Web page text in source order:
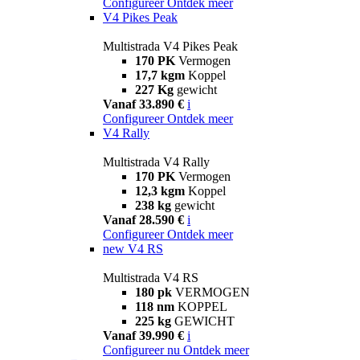
V4 Pikes Peak
Multistrada V4 Pikes Peak
170 PK Vermogen
17,7 kgm Koppel
227 Kg gewicht
Vanaf 33.890 € i
Configureer Ontdek meer
V4 Rally
Multistrada V4 Rally
170 PK Vermogen
12,3 kgm Koppel
238 kg gewicht
Vanaf 28.590 € i
Configureer Ontdek meer
new V4 RS
Multistrada V4 RS
180 pk VERMOGEN
118 nm KOPPEL
225 kg GEWICHT
Vanaf 39.990 € i
Configureer nu Ontdek meer